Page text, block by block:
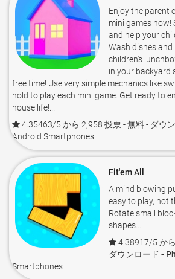
Enjoy the parent
mini games now!
and help your
Wash dishes
children's
in your backyard
free time! Use very simple mechanics like
hold to play each mini game. Get ready to
house life!...
4.35463/5 から 2,958 投票- 無料 - ダウ
Android Smartphones
Fit'em All
A mind blowing
easy to play, not
Rotate small
shapes....
4.38917/5 か
ダウンロード -
Smartphones